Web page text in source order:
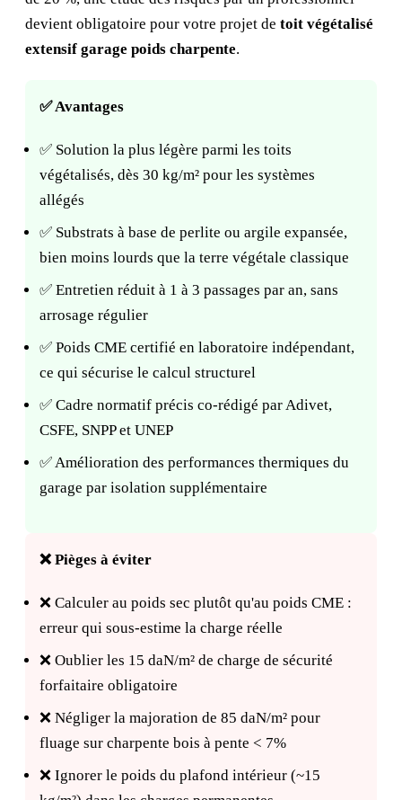
devient obligatoire pour votre projet de toit végétalisé
extensif garage poids charpente.
✅ Avantages
✅ Solution la plus légère parmi les toits
végétalisés, dès 30 kg/m² pour les systèmes
allégés
✅ Substrats à base de perlite ou argile expansée,
bien moins lourds que la terre végétale classique
✅ Entretien réduit à 1 à 3 passages par an, sans
arrosage régulier
✅ Poids CME certifié en laboratoire indépendant,
ce qui sécurise le calcul structurel
✅ Cadre normatif précis co-rédigé par Adivet,
CSFE, SNPP et UNEP
✅ Amélioration des performances thermiques du
garage par isolation supplémentaire
❌ Pièges à éviter
❌ Calculer au poids sec plutôt qu'au poids CME :
erreur qui sous-estime la charge réelle
❌ Oublier les 15 daN/m² de charge de sécurité
forfaitaire obligatoire
❌ Négliger la majoration de 85 daN/m² pour
fluage sur charpente bois à pente < 7%
❌ Ignorer le poids du plafond intérieur (~15